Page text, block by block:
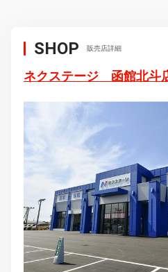
SHOP 販売店詳細
ネクステージ 函館北斗